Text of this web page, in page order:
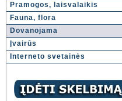
Pramogos, laisvalaikis
Fauna, flora
Dovanojama
Įvairūs
Interneto svetainės